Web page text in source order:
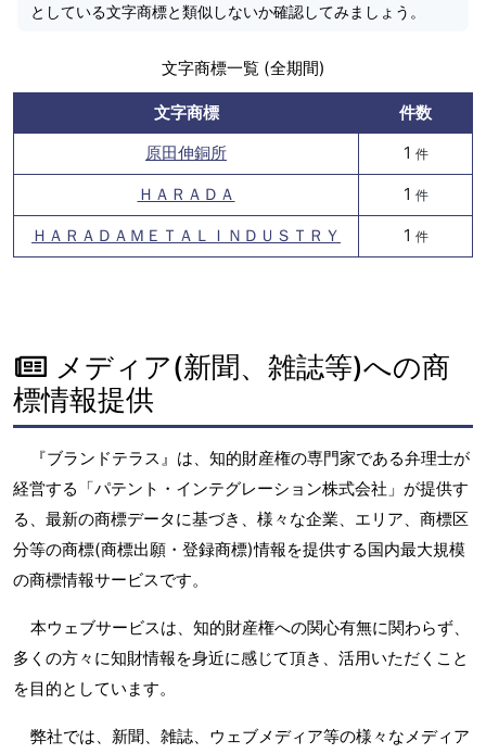
としている文字商標と類似しないか確認してみましょう。
文字商標一覧 (全期間)
文字商標
件数
原田伸銅所
1 件
ＨＡＲＡＤＡ 1 件
ＨＡＲＡＤＡＭＥＴＡＬＩＮＤＵＳＴＲＹ 1 件
メディア(新聞、雑誌等)への商
標情報提供
『ブランドテラス』は、知的財産権の専門家である弁理士が
経営する「パテント・インテグレーション株式会社」が提供す
る、最新の商標データに基づき、様々な企業、エリア、商標区
分等の商標(商標出願・登録商標)情報を提供する国内最大規模
の商標情報サービスです。
本ウェブサービスは、知的財産権への関心有無に関わらず、
多くの方々に知財情報を身近に感じて頂き、活用いただくこと
を目的としています。
弊社では、新聞、雑誌、ウェブメディア等の様々なメディア